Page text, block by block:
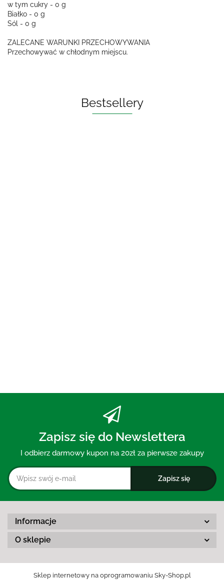
w tym cukry - 0 g
Białko - 0 g
Sól - 0 g
ZALECANE WARUNKI PRZECHOWYWANIA
Przechowywać w chłodnym miejscu.
Bestsellery
Zapisz się do Newslettera
I odbierz darmowy kupon na 20zł za pierwsze zakupy
Informacje
O sklepie
Sklep internetowy na oprogramowaniu Sky-Shop.pl